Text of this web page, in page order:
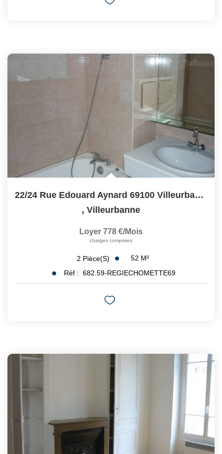
22/24 Rue Edouard Aynard 69100 Villeurbanne
, Villeurbanne
Loyer 778 €/mois
charges comprises
2 Pièce(s) 52 M²
Réf : 682.59-REGIECHOMETTE69